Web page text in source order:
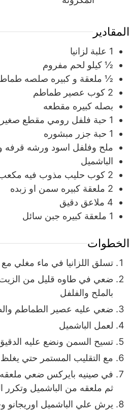
المقادير
1 علبة لزانيا
½ كيلو لحم مفروم
½ ملعقة و كبيره صلصه
2 كوب عصير طماطم
بصله كبيره مقطعه
1 حبة فلفل رومي مقطع صغير
1 حبة جزر مبشوره
ملح وفلفل اسود ورشه قرفه
الباشميل
2 كوب حليب مذوب فيه
2 ملعقة كبيره سمن او زبده
4 ملاعق دقيق
1 ملعقة كبيره جبن سائل
الخطوات
تسلق اللزانيا في ماء مغلي مع قليل من
ضعي في طاوه قليل من الزيت
بالملح والفلفل
ضعي عليه عصير الطماطم
لعمل الباشميل
تسيح السمن ونضع عليه
مع التقليب المستمر حتي
في صينيه بايركس ضعي ملعقه
ثم ملعقه من الباشميل وتكرر
يرش علي الباشميل اوريجانو